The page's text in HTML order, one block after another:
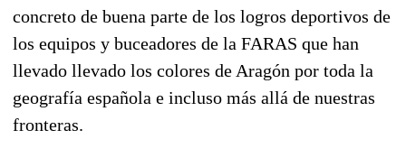
concreto de buena parte de los logros deportivos de
los equipos y buceadores de la FARAS que han
llevado llevado los colores de Aragón por toda la
geografía española e incluso más allá de nuestras
fronteras.